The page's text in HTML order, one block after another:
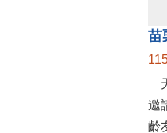
邀
齡